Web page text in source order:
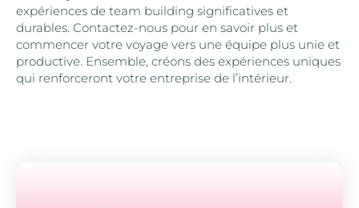
expériences de team building significatives et
durables. Contactez-nous pour en savoir plus et
commencer votre voyage vers une équipe plus unie et
productive. Ensemble, créons des expériences uniques
qui renforceront votre entreprise de l’intérieur.